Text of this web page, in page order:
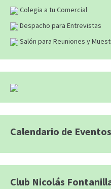
Colegia a tu Comercial
Despacho para Entrevistas
Salón para Reuniones y
Calendario de Eventos
Club Nicolás